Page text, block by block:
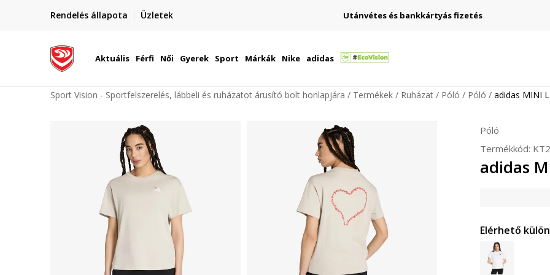
Rendelés állapota Üzletek
Szállítás Magyarország területén Utánvétes és bankkártyás fizetés
Aktuális Férfi Női Gyerek Sport Márkák Nike adidas
Sport Vision - Sportfelszerelés, lábbeli és ruházatot árusító bolt honlapjára Termékek Ruházat Póló Póló adidas MINI
Póló
Termékkód:
adidas
Elérhető